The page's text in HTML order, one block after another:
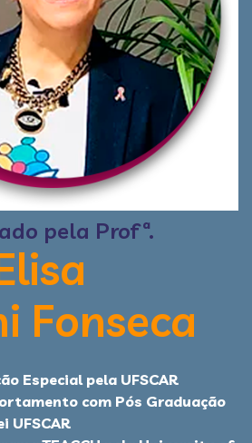
pela Profª.
Fonseca
Especial pela UFSCAR
com Pós Graduação
UFSCAR